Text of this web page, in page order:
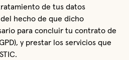
de tus datos
hecho de que dicho
para concluir tu contrato de
y prestar los servicios que